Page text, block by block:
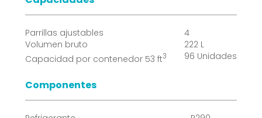
Parrillas ajustables
Volumen bruto
Capacidad por contenedor 53 ft3
4
222 L
96 Unidades
Componentes